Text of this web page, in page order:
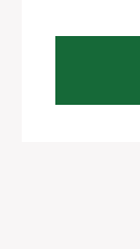
cidade.